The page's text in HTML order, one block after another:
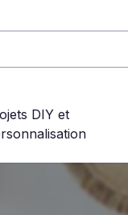
DIY et